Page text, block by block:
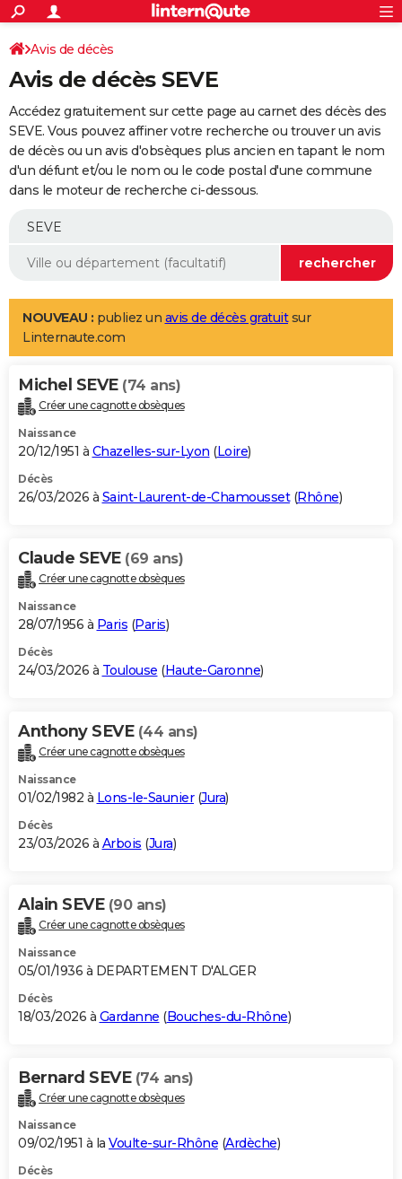
ACTUALITÉS
Politique
Société
Faits Divers
Education
Monde
Villes
+
SPORT
Coupe du monde 2026
Football
Tennis
Cyclisme
Rugby
Forum
Programme TV
TNT
Streaming
Cinéma
Sorties cinéma
Musique
+
FINANCE
Retraite
Impôts
Epargne
Immobilier
Risques naturels par ville
Banque
Assurance
Crédit
AUTO
Essais
Réserver un essai
Citadines
Berlines
SUV
Forum auto
+
Mobiles
Meilleur smartphone
Internet
Ordinateurs
Jeux vidéo
Guide high-tech
Aménagement intérieur
LIFESTYLE
Art de vivre
Bien-être
Loisirs
Mode
Modes de vie
Alimentation
Guide de la santé
Maladies
Médicaments
Sommeil
VOYAGE
Destinations
City break
Voyage nature
Voyage de noces
Forum
Climat
+PHOTO
GUIDES D'ACHAT
BONS PLANS
Carte de Noël
Carte Bonne année
Carte Saint-Valentin
Carte Pâques
Carte d'anniversaire
DICTIONNAIRE
Dictionnaire
Biographies
Citations
Expressions
Proverbes
PROGRAMME TV
S'inscrire
Se connecter
Lycées
Collèges
Primaires
Universités
Entreprises
Service militaire
Avis de recherche
AVIS DE DÉCÈS
Bricolage
Lifestyle
Culture
Sport
Auto
Television
Voyage
Cinema
Avis de décès
Avis de décès SEVE
Accédez gratuitement sur cette page au carnet des décès des
SEVE. Vous pouvez affiner votre recherche ou trouver un avis
de décès ou un avis d'obsèques plus ancien en tapant le nom
d'un défunt et/ou le nom ou le code postal d'une commune
dans le moteur de recherche ci-dessous.
NOUVEAU : publiez un avis de décès gratuitsur
Linternaute.com
Michel SEVE (74 ans)
Créer une cagnotte obsèques
Naissance
20/12/1951 à Chazelles-sur-Lyon (Loire)
Décès
26/03/2026 à Saint-Laurent-de-Chamousset(Rhône)
Claude SEVE (69 ans)
Créer une cagnotte obsèques
Naissance
28/07/1956 à Paris (Paris)
Décès
24/03/2026 à Toulouse (Haute-Garonne)
Anthony SEVE (44 ans)
Créer une cagnotte obsèques
Naissance
01/02/1982 à Lons-le-Saunier(Jura)
Décès
23/03/2026 à Arbois (Jura)
Alain SEVE (90 ans)
Créer une cagnotte obsèques
Naissance
05/01/1936 à DEPARTEMENT D'ALGER
Décès
18/03/2026 à Gardanne (Bouches-du-Rhône)
Bernard SEVE (74 ans)
Créer une cagnotte obsèques
Naissance
09/02/1951 à la Voulte-sur-Rhône (Ardèche)
Décès